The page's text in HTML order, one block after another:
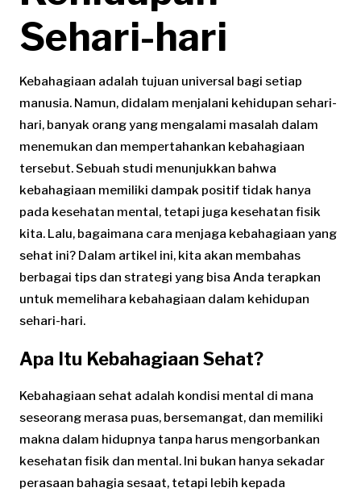
Sehari-hari
Kebahagiaan adalah tujuan universal bagi setiap
manusia. Namun, didalam menjalani kehidupan sehari-
hari, banyak orang yang mengalami masalah dalam
menemukan dan mempertahankan kebahagiaan
tersebut. Sebuah studi menunjukkan bahwa
kebahagiaan memiliki dampak positif tidak hanya
pada kesehatan mental, tetapi juga kesehatan fisik
kita. Lalu, bagaimana cara menjaga kebahagiaan yang
sehat ini? Dalam artikel ini, kita akan membahas
berbagai tips dan strategi yang bisa Anda terapkan
untuk memelihara kebahagiaan dalam kehidupan
sehari-hari.
Apa Itu Kebahagiaan Sehat?
Kebahagiaan sehat adalah kondisi mental di mana
seseorang merasa puas, bersemangat, dan memiliki
makna dalam hidupnya tanpa harus mengorbankan
kesehatan fisik dan mental. Ini bukan hanya sekadar
perasaan bahagia sesaat, tetapi lebih kepada